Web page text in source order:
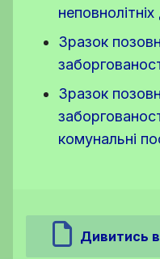
неповнолітніх
Зразок
Зразок
комунальні
Дивитись